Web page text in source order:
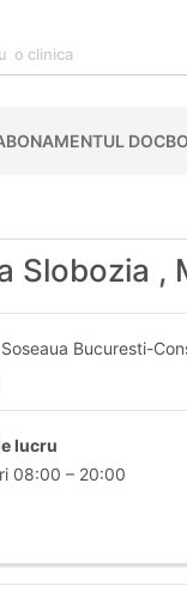
Slobozia ,
Bucuresti-
lucru
08:00 – 20:00